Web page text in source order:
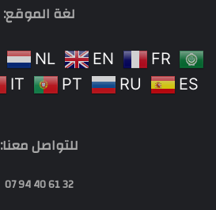
لغة الموقع:
NL EN
FR
IT PT RU ES
للتواصل معنا:
32 61 40 94 07